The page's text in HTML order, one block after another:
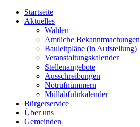
Startseite
Aktuelles
Wahlen
Amtliche Bekanntmachungen
Bauleitpläne (in Aufstellung)
Veranstaltungskalender
Stellenangebote
Ausschreibungen
Notrufnummern
Müllabfuhrkalender
Bürgerservice
Über uns
Gemeinden